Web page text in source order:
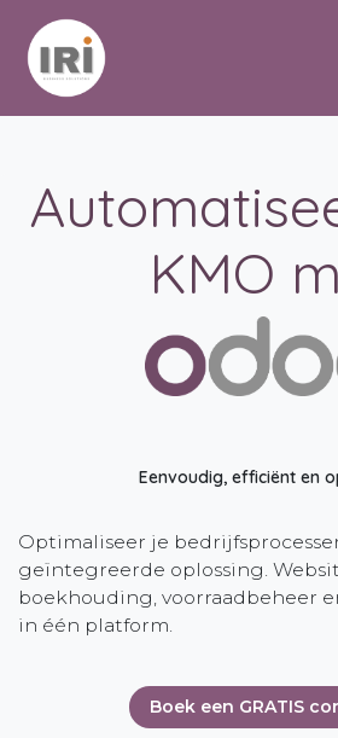
KMO
Eenvoudig, efficiënt en
Optimaliseer je
geïntegreerde oplossing.
boekhouding, voorraadbeheer
in één platform.
Boek een GRATIS